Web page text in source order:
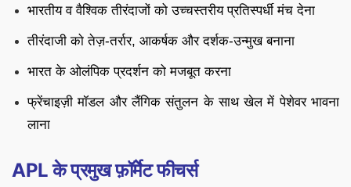
भारतीय व वैश्विक तीरंदाजों को उच्चस्तरीय प्रतिस्पर्धी मंच देना
तीरंदाजी को तेज़-तर्रार, आकर्षक और दर्शक-उन्मुख बनाना
भारत के ओलंपिक प्रदर्शन को मजबूत करना
फ्रेंचाइज़ी मॉडल और लैंगिक संतुलन के साथ खेल में पेशेवर भावना
लाना
APL के प्रमुख फ़ॉर्मेट फीचर्स